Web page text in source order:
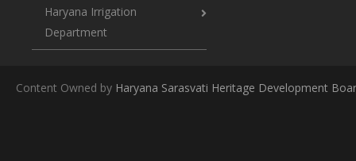
Haryana Irrigation
Department
Content Owned by Haryana Sarasvati Heritage Development